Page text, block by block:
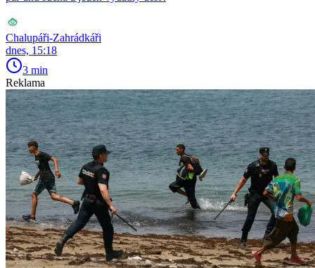
Chalupáři-Zahrádkáři
dnes, 15:18
3 min
Reklama